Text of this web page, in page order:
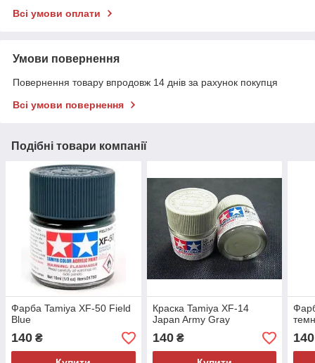
Всі умови оплати
Умови повернення
Повернення товару впродовж 14 днів за рахунок покупця
Всі умови повернення
Подібні товари компанії
Фарба Tamiya XF-50 Field
Blue
140 ₴
Краска Tamiya XF-14
Japan Army Gray
140₴ 140